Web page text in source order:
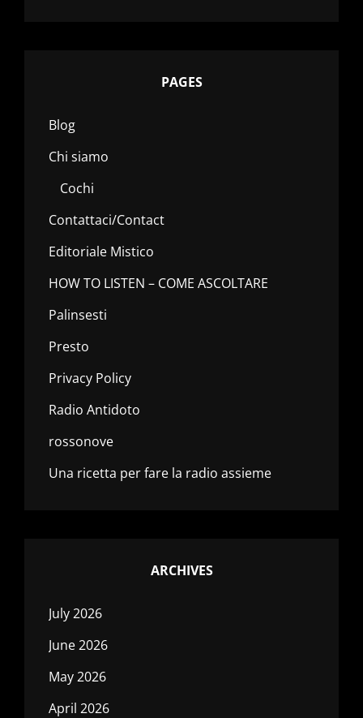
PAGES
Blog
Chi siamo
Cochi
Contattaci/Contact
Editoriale Mistico
HOW TO LISTEN – COME ASCOLTARE
Palinsesti
Presto
Privacy Policy
Radio Antidoto
rossonove
Una ricetta per fare la radio assieme
ARCHIVES
July 2026
June 2026
May 2026
April 2026